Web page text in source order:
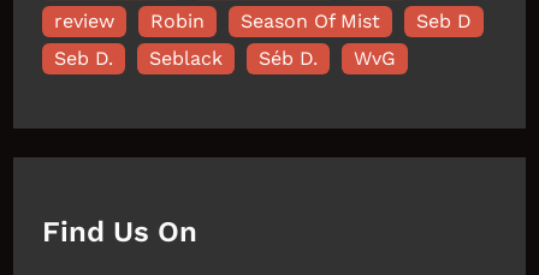
review
Robin Season Of Mist
Seb D
Seb D.
Seblack Séb D. WvG
Find Us On